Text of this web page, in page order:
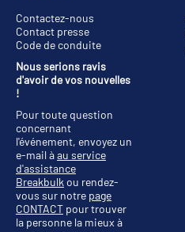
Contactez-nous
Contact presse
Code de conduite
Nous serions ravis
d'avoir de vos nouvelles
!
Pour toute question
concernant
l'événement, envoyez un
e-mail àau service
d'assistance
Breakbulk ou rendez-
vous sur notre page
CONTACT pour trouver
la personne la mieux à